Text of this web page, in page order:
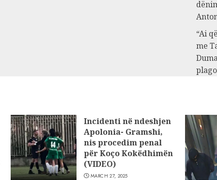
“Ai
me
Incidenti në ndeshjen
Apolonia- Gramshi,
nis procedim penal
për Koço Kokëdhimën
(VIDEO)
MARCH 27, 2025